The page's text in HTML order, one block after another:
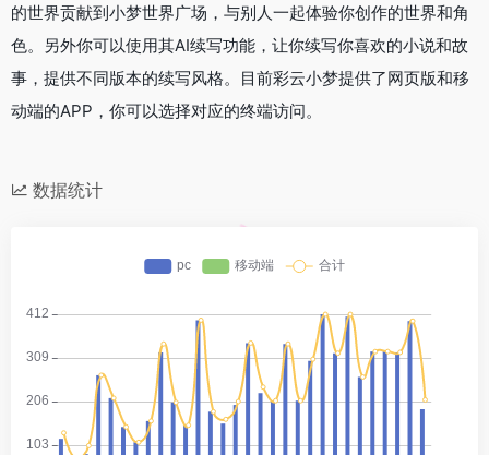
的世界贡献到小梦世界广场，与别人一起体验你创作的世界和角
色。另外你可以使用其AI续写功能，让你续写你喜欢的小说和故
事，提供不同版本的续写风格。目前彩云小梦提供了网页版和移
动端的APP，你可以选择对应的终端访问。
数据统计